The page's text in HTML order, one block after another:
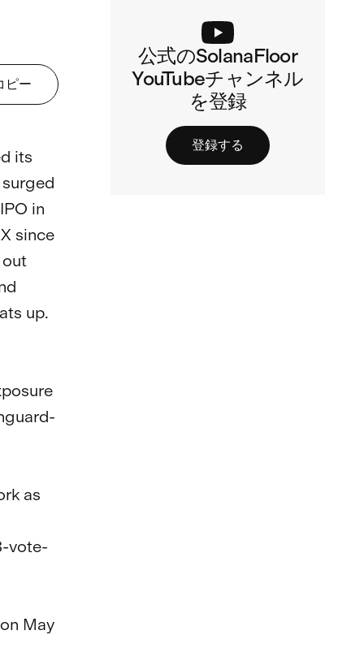
ピー
its
in
since
up.
as
vote-
May
公式のSolanaFloor
YouTubeチャンネル
を登録
登録する